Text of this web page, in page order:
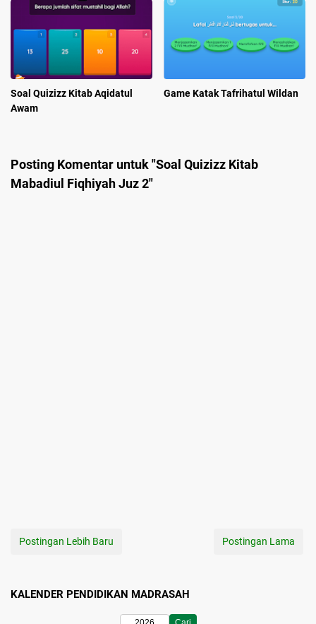
Soal Quizizz Kitab Aqidatul
Awam
Game Katak Tafrihatul Wildan
Posting Komentar untuk "Soal Quizizz Kitab
Mabadiul Fiqhiyah Juz 2"
Postingan Lebih Baru Postingan Lama
KALENDER PENDIDIKAN MADRASAH